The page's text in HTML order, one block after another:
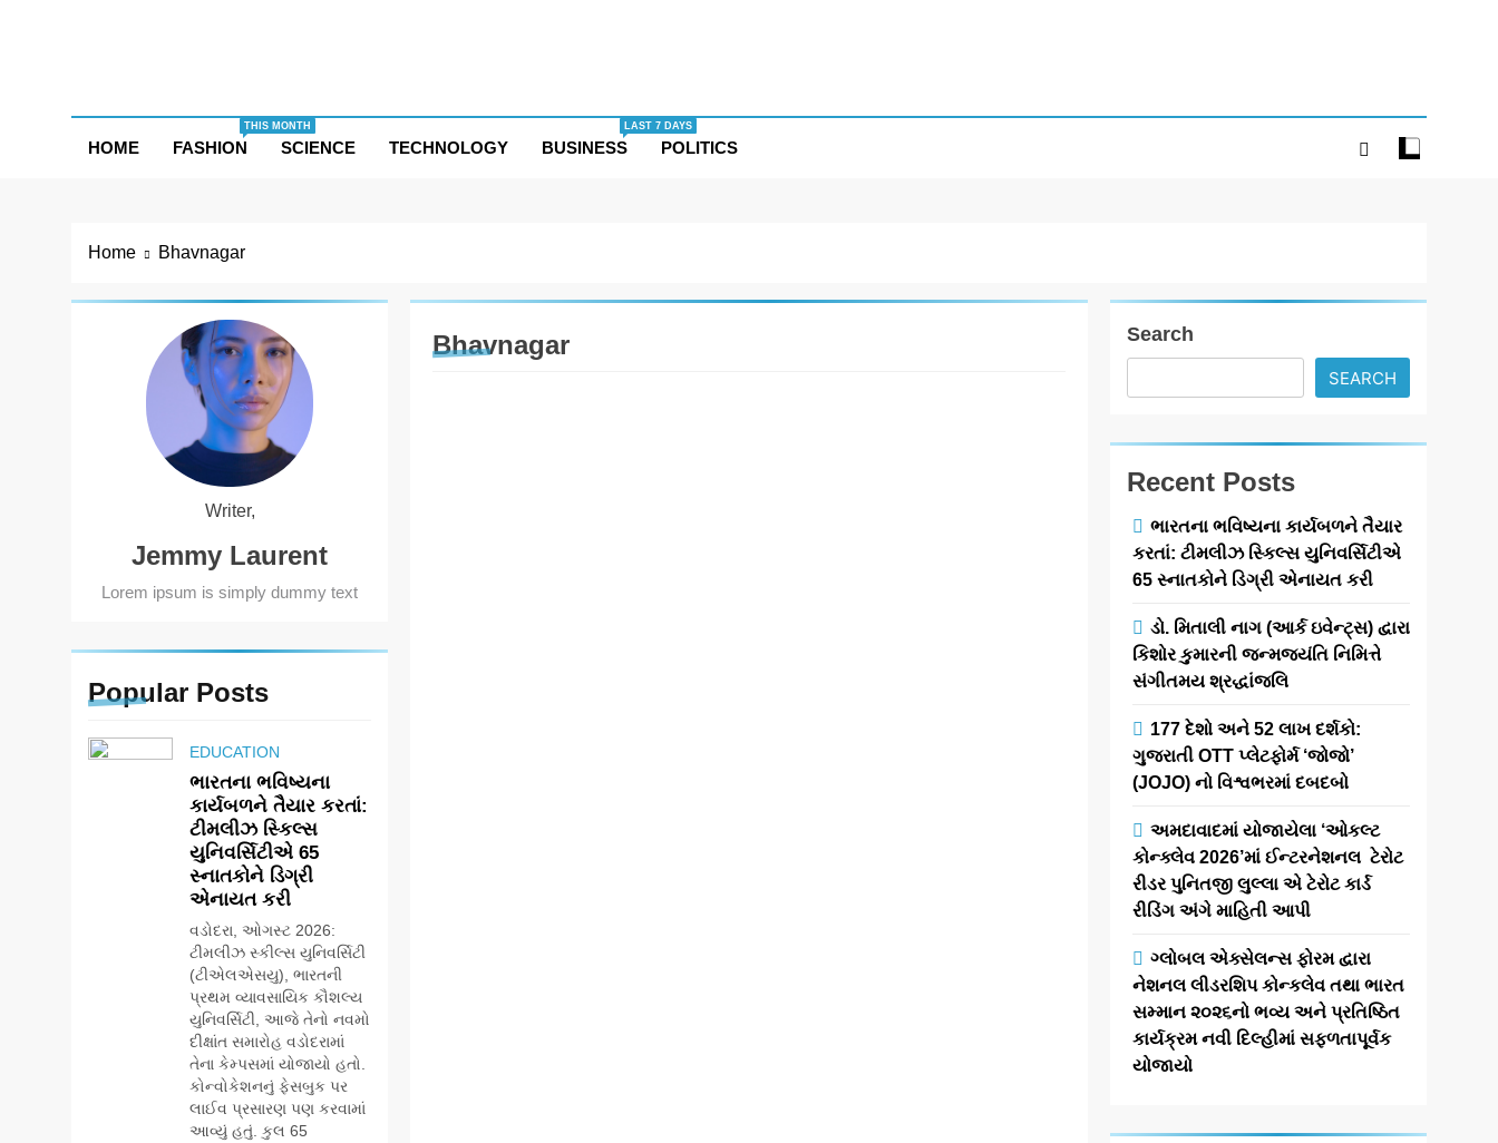
HOME FASHION
THIS MONTH
SCIENCE TECHNOLOGY BUSINESS
LAST 7 DAYS
POLITICS
Home Bhavnagar
Writer,
Jemmy Laurent
Lorem ipsum is simply dummy text
Popular Posts
EDUCATION
ભારતના ભવિષ્યના
કાર્યબળને તૈયાર કરતાં:
ટીમલીઝ સ્કિલ્સ
યુનિવર્સિટીએ 65
સ્નાતકોને ડિગ્રી
એનાયત કરી
વડોદરા, ઓગસ્ટ 2026:
ટીમલીઝ સ્કીલ્સ યુનિવર્સિટી
(ટીએલએસયુ), ભારતની
પ્રથમ વ્યાવસાયિક કૌશલ્ય
યુનિવર્સિટી, આજે તેનો નવમો
દીક્ષાંત સમારોહ વડોદરામાં
તેના કેમ્પસમાં યોજાયો હતો.
કોન્વોકેશનનું ફેસબુક પર
લાઈવ પ્રસારણ પણ કરવામાં
આવ્યું હતું. કુલ 65
Bhavnagar
પ્રથમ
એક્સક્લુઝિવ
કરવા સાથે
એસુસ એ
રિટેલ
વ્યૂહરચના
મજબૂત બનાવી
newsaaspaas1
2
months
ભાવનગર, 26 મે
2026: દેશભરમાં
બ્રાન્ડના રિટેલ
મજબૂત કરવા
તરફના એક પગલા
તરીકે એસુસ
ઈન્ડિયા,
તાઇવાનની ટેક
Search
SEARCH
Recent Posts
ભારતના ભવિષ્યના કાર્યબળને તૈયાર
કરતાં: ટીમલીઝ સ્કિલ્સ યુનિવર્સિટીએ
65 સ્નાતકોને ડિગ્રી એનાયત કરી
ડો. મિતાલી નાગ (આર્ક ઇવેન્ટ્સ) દ્વારા
કિશોર કુમારની જન્મજયંતિ નિમિત્તે
સંગીતમય શ્રદ્ધાંજલિ
177 દેશો અને 52 લાખ દર્શકો:
ગુજરાતી OTT પ્લેટફોર્મ ‘જોજો’
(JOJO) નો વિશ્વભરમાં દબદબો
અમદાવાદમાં યોજાયેલા ‘ઓકલ્ટ
કોન્ક્લેવ 2026’માં ઈન્ટરનેશનલ ટેરોટ
રીડર પુનિતજી લુલ્લા એ ટેરોટ કાર્ડ
રીડિંગ અંગે માહિતી આપી
ગ્લોબલ એક્સેલન્સ ફોરમ દ્વારા
નેશનલ લીડરશિપ કોન્કલેવ તથા ભારત
સમ્માન ૨૦૨૬નો ભવ્ય અને પ્રતિષ્ઠિત
કાર્યક્રમ નવી દિલ્હીમાં સફળતાપૂર્વક
યોજાયો